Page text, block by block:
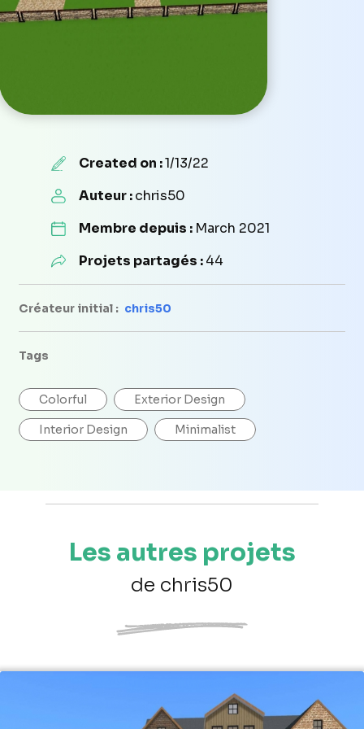
Created on :1/13/22
Auteur :chris50
Membre depuis : March 2021
Projets partagés :44
Créateur initial : chris50
Tags
Colorful Exterior Design
Interior Design Minimalist
Les autres projets
de chris50